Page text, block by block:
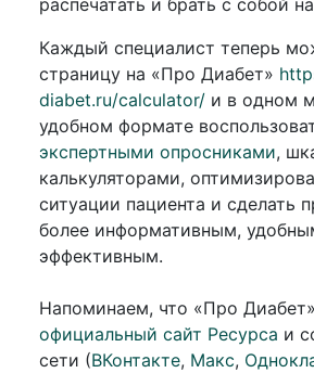
распечатать и брать с собой
Каждый специалист теперь
страницу на «Про Диабет»
diabet.ru/calculator/ и в одном
удобном формате
экспертными опросниками,
калькуляторами,
ситуации пациента и сделать
более информативным,
эффективным.
Напоминаем, что «Про
официальный сайт Ресурса и
сети (ВКонтакте, Макс,